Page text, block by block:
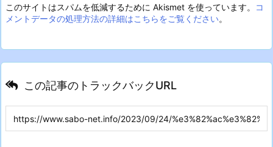
このサイトはスパムを低減するために Akismet を使っています。
コ
メントデータの処理方法の詳細はこちらをご覧ください。
この記事のトラックバックURL